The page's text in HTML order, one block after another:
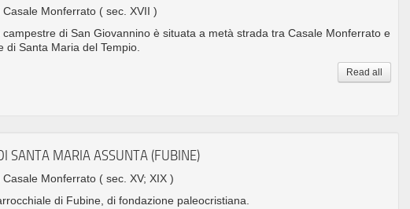
Casale Monferrato ( sec. XVII )
campestre di San Giovannino è situata a metà strada tra Casale Monferrato e
di Santa Maria del Tempio.
Read all
SANTA MARIA ASSUNTA (FUBINE)
Casale Monferrato ( sec. XV; XIX )
di Fubine, di fondazione paleocristiana.